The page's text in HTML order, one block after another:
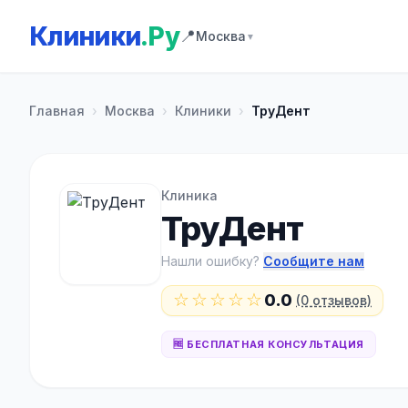
Клиники.Ру📍Москва ▼
Главная › Москва › Клиники › ТруДент
Клиника
ТруДент
Нашли ошибку? Сообщите нам
☆☆☆☆☆0.0 (0 отзывов)
🆓 БЕСПЛАТНАЯ КОНСУЛЬТАЦИЯ